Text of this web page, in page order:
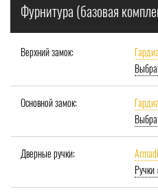
Фурнитура (базовая
Верхний замок:
Основной замок:
Дверные ручки:
Ручки